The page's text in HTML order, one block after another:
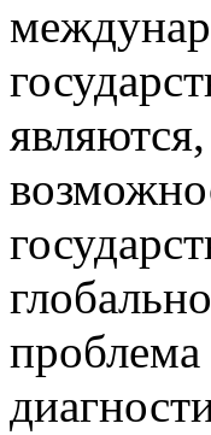
проблема